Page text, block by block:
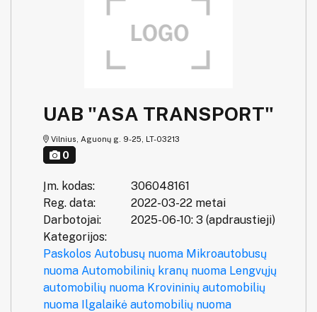
UAB "ASA TRANSPORT"
Vilnius, Aguonų g. 9-25, LT-03213
0
Įm. kodas:
306048161
Reg. data:
2022-03-22 metai
Darbotojai:
2025-06-10: 3 (apdraustieji)
Kategorijos:
Paskolos Autobusų nuoma Mikroautobusų
nuoma Automobilinių kranų nuoma Lengvųjų
automobilių nuoma Krovininių automobilių
nuoma Ilgalaikė automobilių nuoma